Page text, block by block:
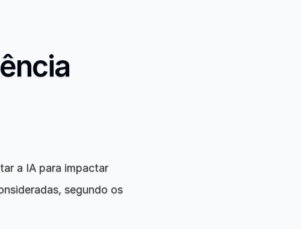
a IA para impactar
segundo os